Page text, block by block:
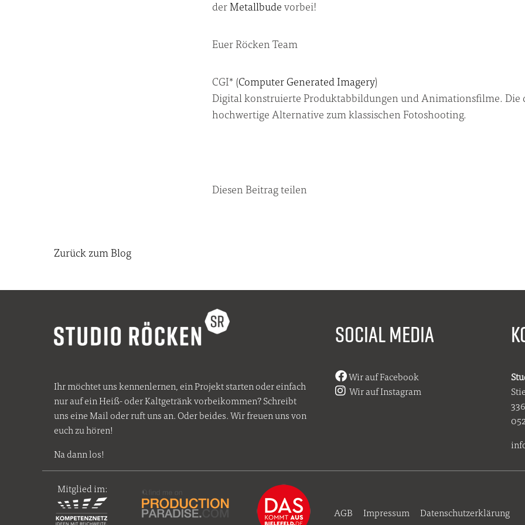
derMetallbudevorbei!
Euer Röcken Team
CGI* (Computer Generated Imagery)
Digital konstruierte Produktab­bildungen und Animationsfilme. Die
hochwertige Alternative zum klassischen Fotoshooting.
Diesen Beitrag teilen
Zurück zum Blog
Ihr möchtet uns kennenlernen, ein Projekt starten oder einfach
nur auf ein Heiß- oder Kaltgetränk vorbeikommen? Schreibt
uns eine Mail oder ruft uns an. Oder beides. Wir freuen uns von
euch zu hören!
Na dann los!
SOCIAL MEDIA
Wir auf Facebook
Wir auf Instagram
Mitglied im:
AGB
Impressum Datenschutzerklärung